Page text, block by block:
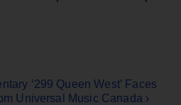
‘299 Queen West’ Faces
Universal Music Canada ›